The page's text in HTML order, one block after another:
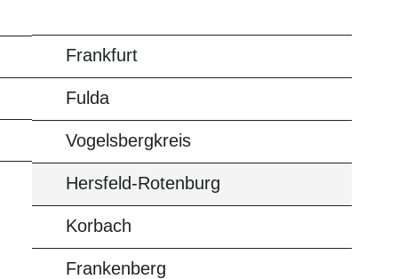
Frankfurt
Fulda
Vogelsbergkreis
Hersfeld-Rotenburg
Korbach
Frankenberg